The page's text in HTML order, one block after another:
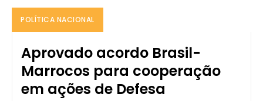
POLÍTICA NACIONAL
Aprovado acordo Brasil-
Marrocos para cooperação
em ações de Defesa